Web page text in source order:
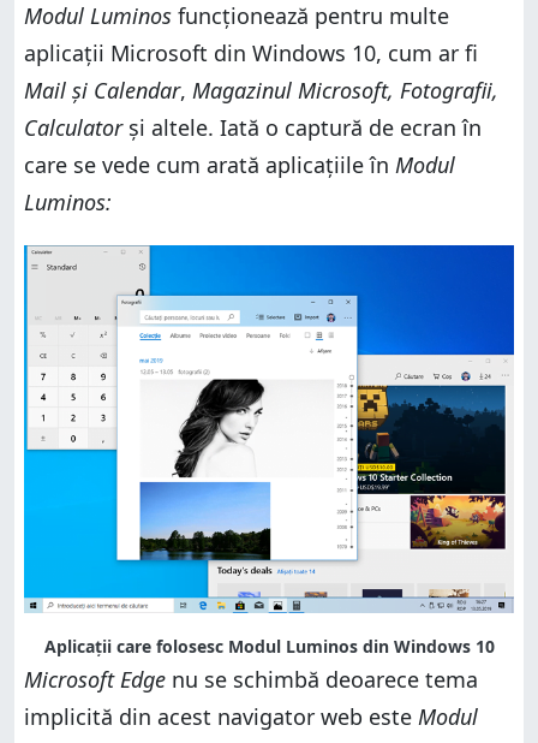
Modul Luminos funcționează pentru multe
aplicații Microsoft din Windows 10, cum ar fi
Mail și Calendar, Magazinul Microsoft, Fotografii,
Calculatorși altele. Iată o captură de ecran în
care se vede cum arată aplicațiile în Modul
Luminos:
Aplicații care folosesc Modul Luminos din Windows 10
Microsoft Edge nu se schimbă deoarece tema
implicită din acest navigator web este Modul